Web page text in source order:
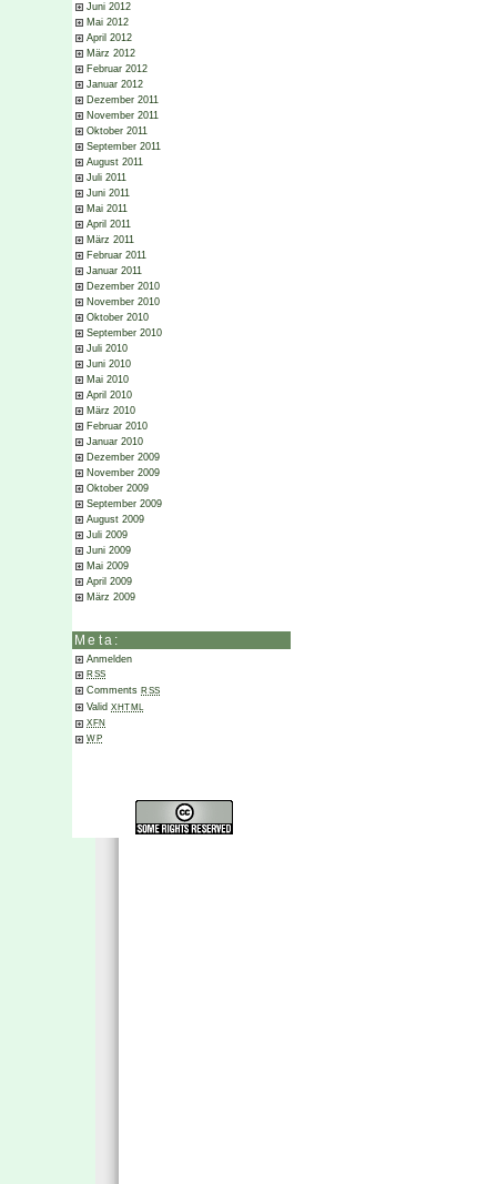
Juni 2012
Mai 2012
April 2012
März 2012
Februar 2012
Januar 2012
Dezember 2011
November 2011
Oktober 2011
September 2011
August 2011
Juli 2011
Juni 2011
Mai 2011
April 2011
März 2011
Februar 2011
Januar 2011
Dezember 2010
November 2010
Oktober 2010
September 2010
Juli 2010
Juni 2010
Mai 2010
April 2010
März 2010
Februar 2010
Januar 2010
Dezember 2009
November 2009
Oktober 2009
September 2009
August 2009
Juli 2009
Juni 2009
Mai 2009
April 2009
März 2009
Meta:
Anmelden
RSS
Comments RSS
Valid XHTML
XFN
WP